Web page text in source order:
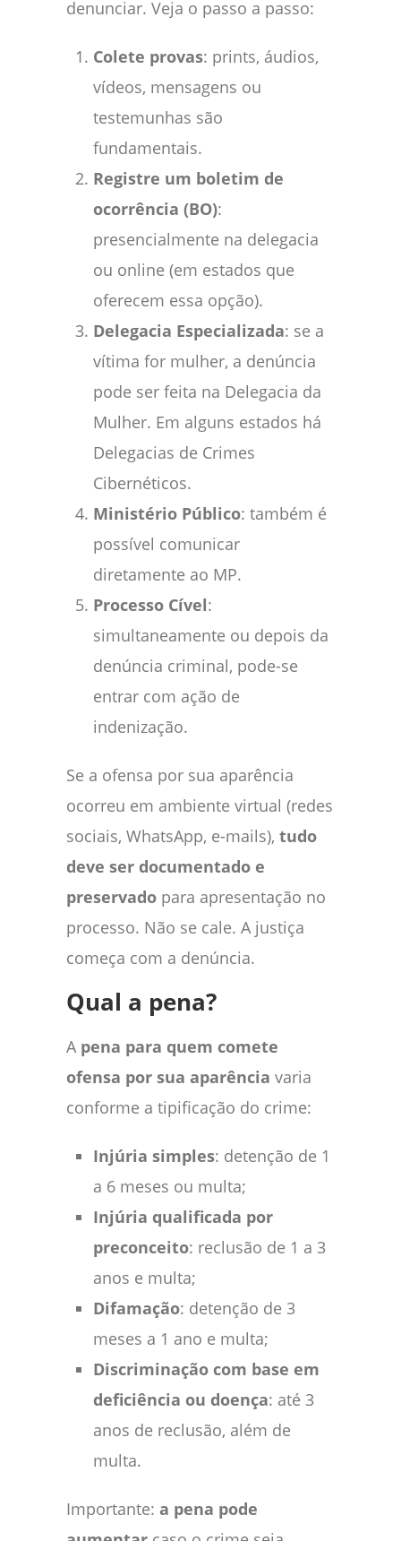
denunciar. Veja o passo a passo:
Colete provas: prints, áudios,
vídeos, mensagens ou
testemunhas são
fundamentais.
Registre um boletim de
ocorrência (BO):
presencialmente na delegacia
ou online (em estados que
oferecem essa opção).
Delegacia Especializada: se a
vítima for mulher, a denúncia
pode ser feita na Delegacia da
Mulher. Em alguns estados há
Delegacias de Crimes
Cibernéticos.
Ministério Público: também é
possível comunicar
diretamente ao MP.
Processo Cível:
simultaneamente ou depois da
denúncia criminal, pode-se
entrar com ação de
indenização.
Se a ofensa por sua aparência
ocorreu em ambiente virtual (redes
sociais, WhatsApp, e-mails), tudo
deve ser documentado e
preservado para apresentação no
processo. Não se cale. A justiça
começa com a denúncia.
Qual a pena?
A pena para quem comete
ofensa por sua aparência varia
conforme a tipificação do crime:
Injúria simples: detenção de 1
a 6 meses ou multa;
Injúria qualificada por
preconceito: reclusão de 1 a 3
anos e multa;
Difamação: detenção de 3
meses a 1 ano e multa;
Discriminação com base em
deficiência ou doença: até 3
anos de reclusão, além de
multa.
Importante: a pena pode